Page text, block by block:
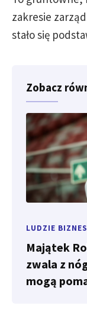
zakresie
stało się
Zobacz
LUDZIE
Majątek
zwala z
mogą